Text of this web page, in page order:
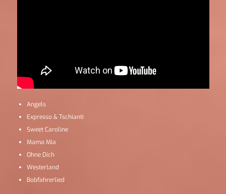
Angels
Expresso & Tschianti
Sweet Caroline
Mama Mia
Ohne Dich
Westerland
Bobfahrerlied